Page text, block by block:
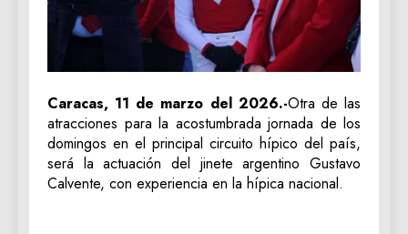
Caracas, 11 de marzo del 2026.-Otra de las
atracciones para la acostumbrada jornada de los
domingos en el principal circuito hípico del país,
será la actuación del jinete argentino Gustavo
Calvente, con experiencia en la hípica nacional.